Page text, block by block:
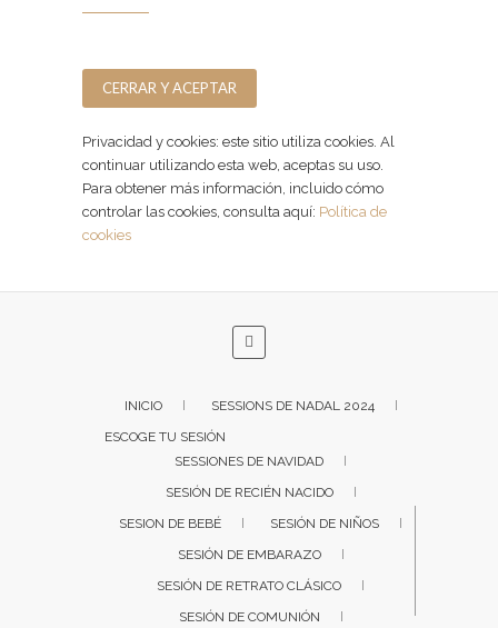
Privacidad y cookies: este sitio utiliza cookies. Al
continuar utilizando esta web, aceptas su uso.
Para obtener más información, incluido cómo
controlar las cookies, consulta aquí: Política de
cookies
INICIO
SESSIONS DE NADAL 2024
ESCOGE TU SESIÓN
SESSIONES DE NAVIDAD
SESIÓN DE RECIÉN NACIDO
SESION DE BEBÉ
SESIÓN DE NIÑOS
SESIÓN DE EMBARAZO
SESIÓN DE RETRATO CLÁSICO
SESIÓN DE COMUNIÓN